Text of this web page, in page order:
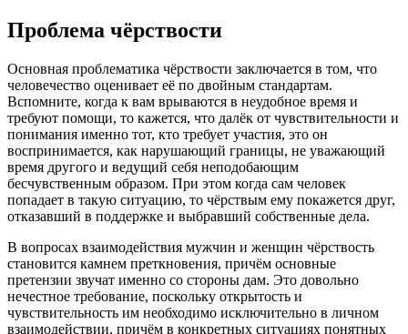
Проблема чёрствости
Основная проблематика чёрствости заключается в том, что
человечество оценивает её по двойным стандартам.
Вспомните, когда к вам врываются в неудобное время и
требуют помощи, то кажется, что далёк от чувствительности и
понимания именно тот, кто требует участия, это он
воспринимается, как нарушающий границы, не уважающий
время другого и ведущий себя неподобающим
бесчувственным образом. При этом когда сам человек
попадает в такую ситуацию, то чёрствым ему покажется друг,
отказавший в поддержке и выбравший собственные дела.
В вопросах взаимодействия мужчин и женщин чёрствость
становится камнем преткновения, причём основные
претензии звучат именно со стороны дам. Это довольно
нечестное требование, поскольку открытость и
чувствительность им необходимо исключительно в личном
взаимодействии, причём в конкретных ситуациях понятных